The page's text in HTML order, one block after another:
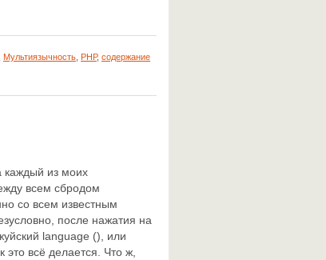
Мультиязычность РНР, содержание
каждый из моих
всем сбродом
со всем известным
после нажатия на
language (), или
это всё делается. Что ж,